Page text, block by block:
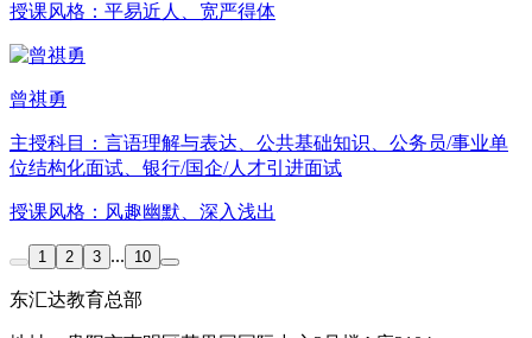
授课风格： 平易近人、宽严得体
曾祺勇
主授科目： 言语理解与表达、公共基础知识、公务员/事业单
位结构化面试、银行/国企/人才引进面试
授课风格： 风趣幽默、深入浅出
1 2 3 ... 10
东汇达教育总部